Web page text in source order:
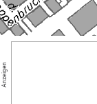
Anzeigen